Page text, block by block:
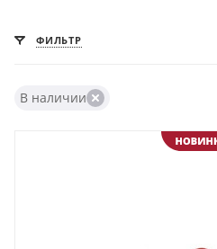
ФИЛЬТР
В наличии